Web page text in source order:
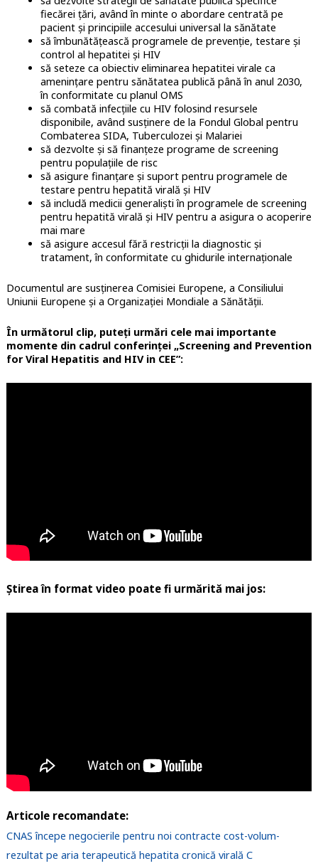
fiecărei țări, având în minte o abordare centrată pe
pacient și principiile accesului universal la sănătate
să îmbunătățească programele de prevenție, testare și
control al hepatitei și HIV
să seteze ca obiectiv eliminarea hepatitei virale ca
amenințare pentru sănătatea publică până în anul 2030,
în conformitate cu planul OMS
să combată infecțiile cu HIV folosind resursele
disponibile, având susținere de la Fondul Global pentru
Combaterea SIDA, Tuberculozei și Malariei
să dezvolte și să finanțeze programe de screening
pentru populațiile de risc
să asigure finanțare și suport pentru programele de
testare pentru hepatită virală și HIV
să includă medicii generaliști în programele de screening
pentru hepatită virală și HIV pentru a asigura o acoperire
mai mare
să asigure accesul fără restricții la diagnostic și
tratament, în conformitate cu ghidurile internaționale
Documentul are susținerea Comisiei Europene, a Consiliului
Uniunii Europene și a Organizației Mondiale a Sănătății.
În următorul clip, puteți urmări cele mai importante
momente din cadrul conferinței „Screening and Prevention
for Viral Hepatitis and HIV in CEE”:
Știrea în format video poate fi urmărită mai jos:
Articole recomandate:
CNAS începe negocierile pentru noi contracte cost-volum-
rezultat pe aria terapeutică hepatita cronică virală C